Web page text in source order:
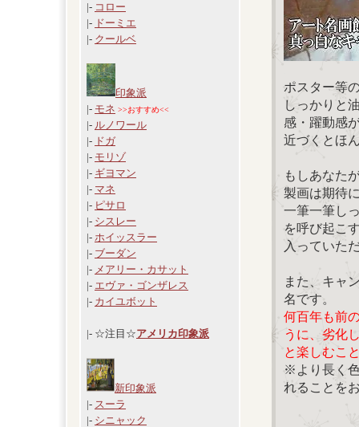
|- コロー
|- ドーミエ
|- クールベ
印象派
|- モネ >>おすすめ<<
|- ルノワール
|- ドガ
|- モリゾ
|- ギヨマン
|- マネ
|- ピサロ
|- シスレー
|- ホイッスラー
|- ブーダン
|- メアリー・カサット
|- エヴァ・ゴンザレス
|- カイユボット
|- ☆注目☆アメリカ印象派
新印象派
|- スーラ
|- シニャック
ポスター等
しっかりと
感・躍動感
近づくとほ
もしあなた
製画は期待
一筆一筆し
を呼び起こ
入っていた
また、キャ
名です。
何百年も前
うに、劣化
と楽しむこ
※より長く
れることを